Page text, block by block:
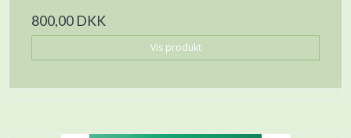
800,00 DKK
Vis produkt